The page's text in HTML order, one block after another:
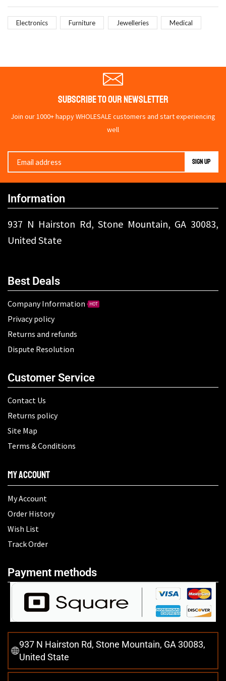
Electronics Furniture Jewelleries Medical
Subscribe To Our Newsletter
Join our 1000+ happy WHOLESALE customers and start experiencing
well
Information
937 N Hairston Rd, Stone Mountain, GA 30083,
United State
Best Deals
Company Information HOT
Privacy policy
Returns and refunds
Dispute Resolution
Customer Service
Contact Us
Returns policy
Site Map
Terms & Conditions
My Account
My Account
Order History
Wish List
Track Order
Payment methods
937 N Hairston Rd, Stone Mountain, GA 30083,
United State